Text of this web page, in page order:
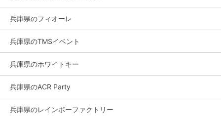
兵庫県のフィオーレ
兵庫県のTMSイベント
兵庫県のホワイトキー
兵庫県のACR Party
兵庫県のレインボーファクトリー